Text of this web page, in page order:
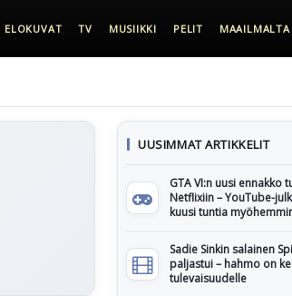
ELOKUVAT TV MUSIIKKI PELIT MAAILMALTA
UUSIMMAT ARTIKKELIT
GTA VI:n uusi ennakko
Netflixiin – YouTube-
kuusi tuntia
Sadie Sinkin salainen
paljastui – hahmo on
tulevaisuudelle